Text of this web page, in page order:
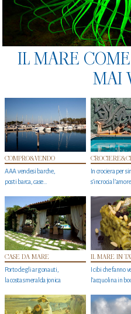
IL MARE
MAI
COMPRO&VENDO
AAA vendesi barche,
posti barca, case…
In crociera per
s'incrocia
CASE DA MARE
Porto degli argonauti,
la costa smeralda jonica
IL MARE IN
I cibi che fanno
l’acquolina in